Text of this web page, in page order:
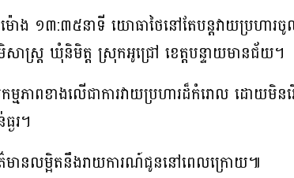
ោង ១៣:៣៥នាទី យោធាថៃនៅតែបន្តវាយប្រហារ
ាស្ត្រ ឃុំនិមិត្ត ស្រុកអូជ្រៅ ខេត្តបន្ទាយមានជ័យ។
ម្មភាពខាងលើជាការវាយប្រហារដ៏កំរោល ដោយមិ
ធ្ងរ។
មានលម្អិតនឹងរាយការណ៍ជូននៅពេលក្រោយ៕